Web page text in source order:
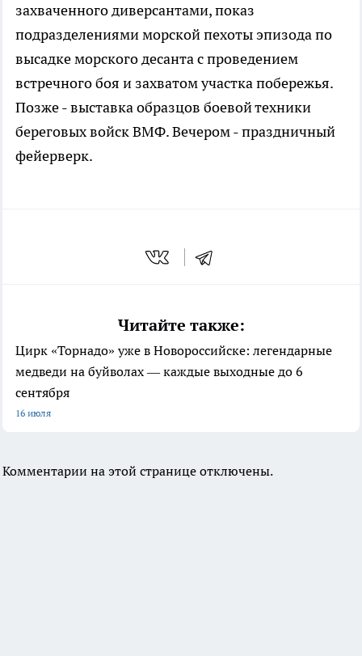
захваченного диверсантами, показ
подразделениями морской пехоты эпизода по
высадке морского десанта с проведением
встречного боя и захватом участка побережья.
Позже - выставка образцов боевой техники
береговых войск ВМФ. Вечером - праздничный
фейерверк.
Читайте также:
Цирк «Торнадо» уже в Новороссийске: легендарные
медведи на буйволах — каждые выходные до 6
сентября
16 июля
Комментарии на этой странице отключены.